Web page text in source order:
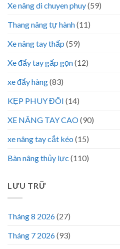
Xe nâng di chuyen phuy(59)
Thang nâng tự hành(11)
Xe nâng tay thấp (59)
Xe đẩy tay gấp gọn(12)
xe đẩy hàng(83)
KẸP PHUY ĐÔI (14)
XE NÂNG TAY CAO(90)
xe nâng tay cắt kéo (15)
Bàn nâng thủy lực (110)
LƯU TRỮ
Tháng 8 2026(27)
Tháng 7 2026(93)